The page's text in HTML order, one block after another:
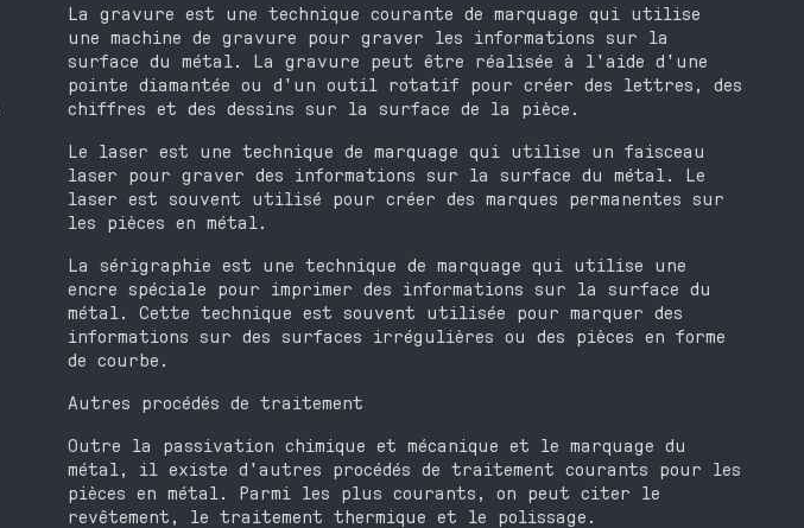
La gravure est une technique courante de marquage qui utilise
une machine de gravure pour graver les informations sur la
surface du métal. La gravure peut être réalisée à l'aide d'une
pointe diamantée ou d'un outil rotatif pour créer des lettres, des
chiffres et des dessins sur la surface de la pièce.
Le laser est une technique de marquage qui utilise un faisceau
laser pour graver des informations sur la surface du métal. Le
laser est souvent utilisé pour créer des marques permanentes sur
les pièces en métal.
La sérigraphie est une technique de marquage qui utilise une
encre spéciale pour imprimer des informations sur la surface du
métal. Cette technique est souvent utilisée pour marquer des
informations sur des surfaces irrégulières ou des pièces en forme
de courbe.
Autres procédés de traitement
Outre la passivation chimique et mécanique et le marquage du
métal, il existe d'autres procédés de traitement courants pour les
pièces en métal. Parmi les plus courants, on peut citer le
revêtement, le traitement thermique et le polissage.